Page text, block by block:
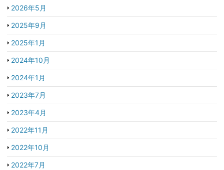
2026年5月
2025年9月
2025年1月
2024年10月
2024年1月
2023年7月
2023年4月
2022年11月
2022年10月
2022年7月